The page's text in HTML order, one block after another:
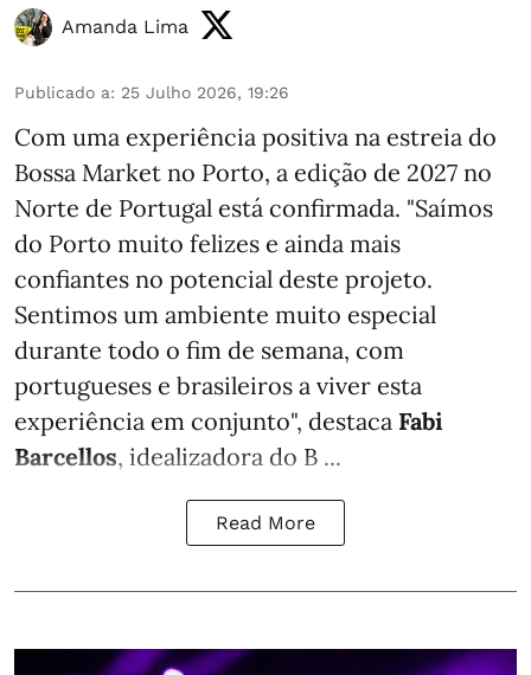
Amanda Lima
Publicado a: 25 Julho 2026, 19:26
Com uma experiência positiva na estreia do
Bossa Market no Porto, a edição de 2027 no
Norte de Portugal está confirmada. "Saímos
do Porto muito felizes e ainda mais
confiantes no potencial deste projeto.
Sentimos um ambiente muito especial
durante todo o fim de semana, com
portugueses e brasileiros a viver esta
experiência em conjunto", destaca Fabi
Barcellos, idealizadora do B ...
Read More